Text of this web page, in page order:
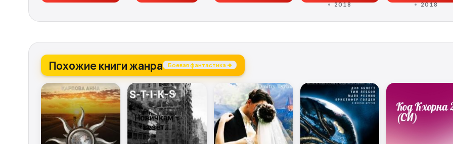
2018 2018
Похожие книги жанра Боевая фантастика →